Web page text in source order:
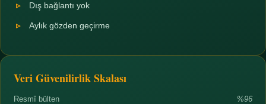
Dış bağlantı yok
Aylık gözden geçirme
Veri Güvenilirlik Skalası
Resmî bülten %96